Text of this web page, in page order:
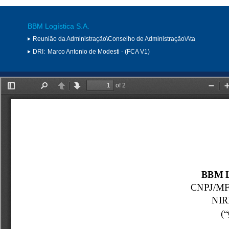
BBM Logística S.A.
Reunião da Administração\Conselho de Administração\Ata
DRI: Marco Antonio de Modesti - (FCA V1)